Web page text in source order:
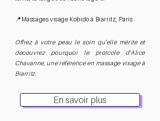
📍Massages visage Kobido à Biarritz, Paris
Offrez à votre peau le soin qu'elle mérite et
découvrez pourquoi le protcole d'Alice
Chavanne, une référence en massage visage à
Biarritz.
En savoir plus